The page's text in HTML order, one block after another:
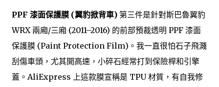
PPF 漆面保護膜 (翼豹掀背車) 第三件是針對斯巴魯翼豹
WRX 兩廂/三廂 (2011–2016) 的前部預裁透明 PPF 漆面
保護膜 (Paint Protection Film)。我一直很怕石子飛濺
刮傷車頭，尤其開高速，小碎石經常打到保險桿和引擎
蓋。AliExpress 上這款膜宣稱是 TPU 材質，有自我修